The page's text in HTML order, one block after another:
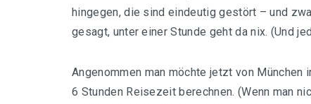
hingegen, die sind eindeutig gestört – und
gesagt, unter einer Stunde geht da nix. (Und
Angenommen man möchte jetzt von München
6 Stunden Reisezeit berechnen. (Wenn man